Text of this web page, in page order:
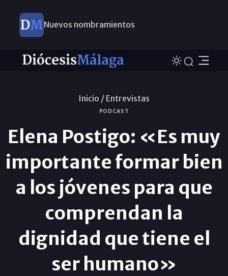
Nuevos nombramientos
Inicio / Entrevistas
PODCAST
Elena Postigo: «Es muy
importante formar bien
a los jóvenes para que
comprendan la
dignidad que tiene el
ser humano»